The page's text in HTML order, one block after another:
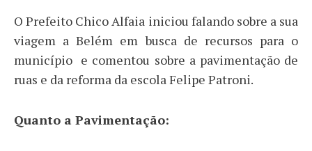
O Prefeito Chico Alfaia iniciou falando sobre a sua
viagem a Belém em busca de recursos para o
município e comentou sobre a pavimentação de
ruas e da reforma da escola Felipe Patroni.
Quanto a Pavimentação: